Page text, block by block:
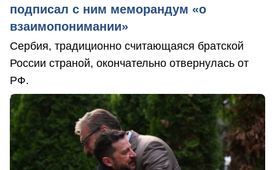
подписал с ним меморандум «о
взаимопонимании»
Сербия, традиционно считающаяся братской
России страной, окончательно отвернулась от
РФ.